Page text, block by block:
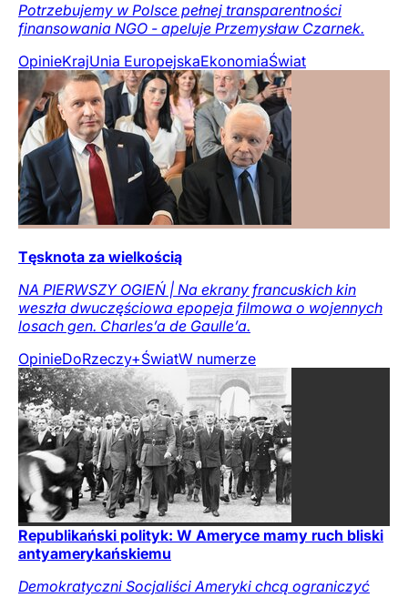
Potrzebujemy w Polsce pełnej transparentności
finansowania NGO - apeluje Przemysław Czarnek.
OpinieKrajUnia EuropejskaEkonomiaŚwiat
Tęsknota za wielkością
NA PIERWSZY OGIEŃ | Na ekrany francuskich kin
weszła dwuczęściowa epopeja filmowa o wojennych
losach gen. Charles’a de Gaulle’a.
OpinieDoRzeczy+ŚwiatW numerze
Republikański polityk: W Ameryce mamy ruch bliski
antyamerykańskiemu
Demokratyczni Socjaliści Ameryki chcą ograniczyć